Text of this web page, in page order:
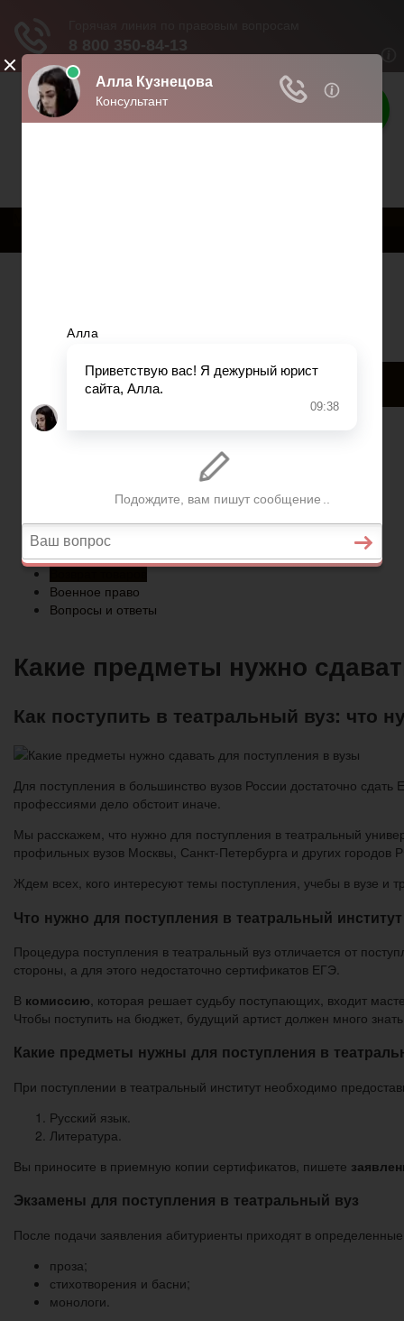
Твои права
Гражданство
Возврат товаров
Главная
Страхование
Гражданство
Военное право
Вопросы и ответы
Какие предметы нужно
Как поступить в театральный вуз: что
Для поступления в большинство вузов России достаточно
профессиями дело обстоит иначе.
Мы расскажем, что нужно для поступления в театральный
профильных вузов Москвы, Санкт-Петербурга и других городов
Ждем всех, кого интересуют темы поступления, учебы в вузе и
Что нужно для поступления в театральный институт
Процедура поступления в театральный вуз отличается от
стороны, а для этого недостаточно сертификатов ЕГЭ.
В комиссию, которая решает судьбу поступающих, входит
Чтобы поступить на бюджет, будущий артист должен много
Какие предметы нужны для поступления в
При поступлении в театральный институт необходимо
Русский язык.
Литература.
Вы приносите в приемную копии сертификатов, пишете
Экзамены для поступления в театральный вуз
После подачи заявления абитуриенты приходят в
проза;
стихотворения и басни;
монологи.